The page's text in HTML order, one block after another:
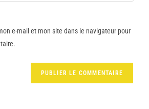
e-mail et mon site dans le navigateur pour